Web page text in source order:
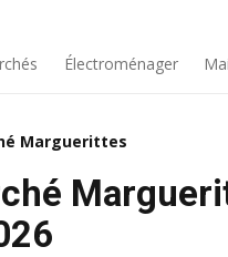
Électroménager
Marguerittes